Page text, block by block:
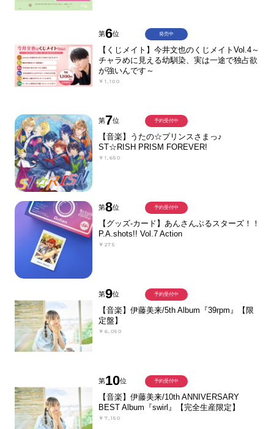
第6位
【くじメイト】今井文也のくじメイトVol.4～
チャラめに見える幼馴染、実は一途で独占欲
が強いんです～
￥1,100
発売中
第7位
【音楽】うたの☆プリンスさまっ♪
ST☆RISH PRISM FOREVER!
￥1,650
予約受付中
第8位
【グッズ-カード】あんさんぶるスターズ！！
P.A.shots!! Vol.7 Action
￥275
予約受付中
第9位
【音楽】伊藤美来/5th Album『39rpm』【限
定盤】
￥6,050
予約受付中
第10位
【音楽】伊藤美来/10th ANNIVERSARY
BEST Album『swirl』【完全生産限定】
￥7,150
予約受付中